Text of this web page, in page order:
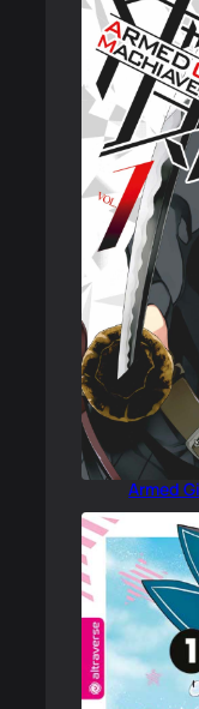
Armed